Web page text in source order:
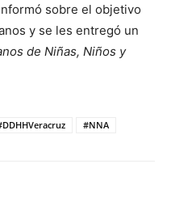
sobre el objetivo
y se les entregó un
de Niñas, Niños y
#NNA